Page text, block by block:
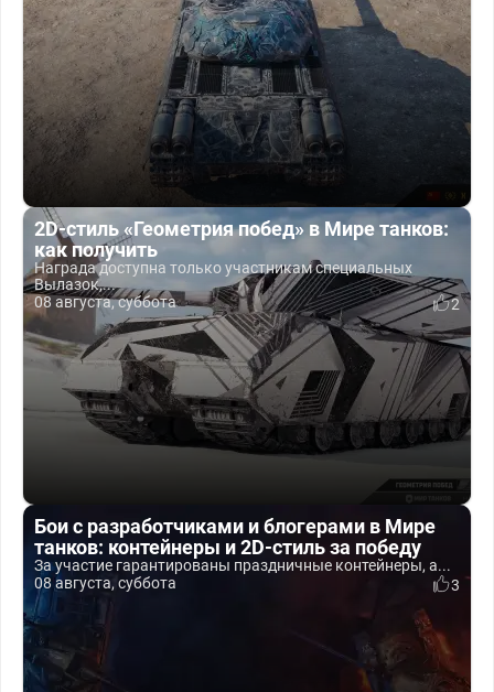
2D-стиль «Геометрия побед» в Мире танков:
как получить
Награда доступна только участникам специальных
Вылазок,...
08 августа, суббота
2
Бои с разработчиками и блогерами в Мире
танков: контейнеры и 2D-стиль за победу
За участие гарантированы праздничные контейнеры, а...
08 августа, суббота
3